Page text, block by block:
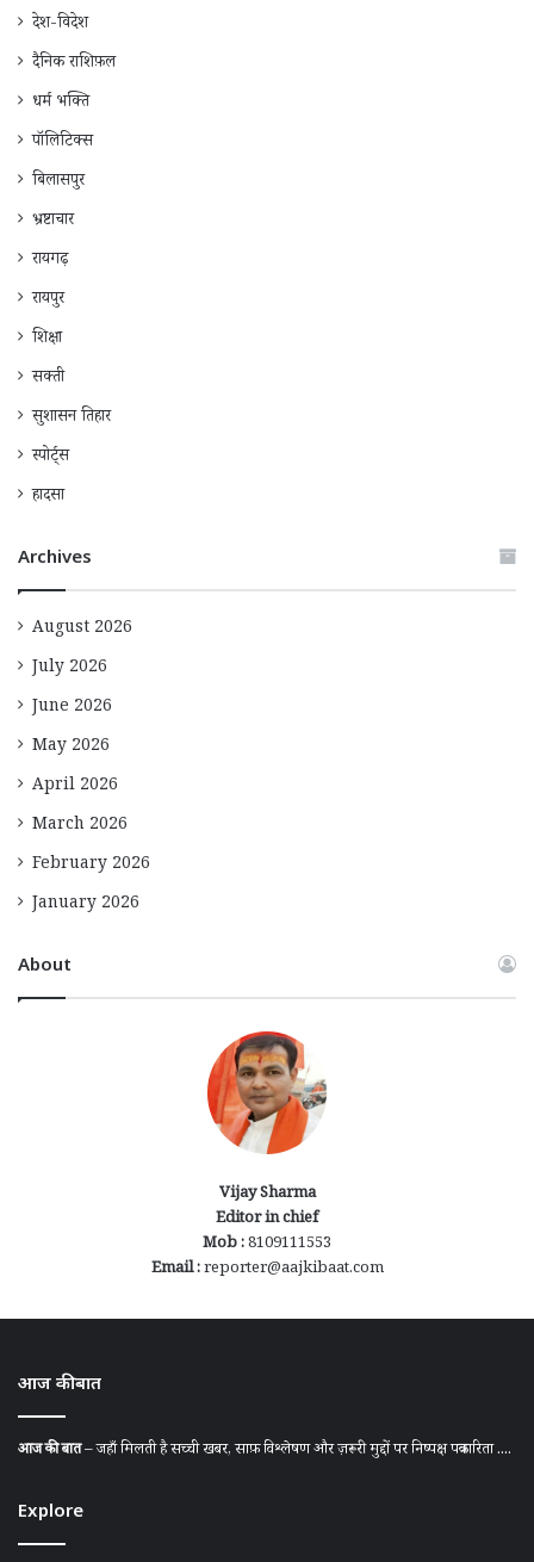
देश-विदेश
दैनिक राशिफ़ल
धर्म भक्ति
पॉलिटिक्स
बिलासपुर
भ्रष्टाचार
रायगढ़
रायपुर
शिक्षा
सक्ती
सुशासन तिहार
स्पोर्ट्स
हादसा
Archives
August 2026
July 2026
June 2026
May 2026
April 2026
March 2026
February 2026
January 2026
About
Vijay Sharma
Editor in chief
Mob :8109111553
Email :reporter@aajkibaat.com
आज की बात
आज की बात– जहाँ मिलती है सच्ची खबर, साफ़ विश्लेषण और ज़रूरी मुद्दों पर निष्पक्ष पत्रकारिता ....
Explore